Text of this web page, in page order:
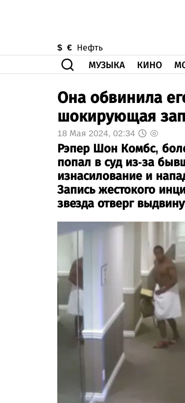
$ € Нефть
МУЗЫКА КИНО
Она обвинила
шокирующая
18 Мая 2024, 02:34
Рэпер Шон Комбс,
попал в суд из-за
изнасилование и
Запись жестокого
звезда отверг